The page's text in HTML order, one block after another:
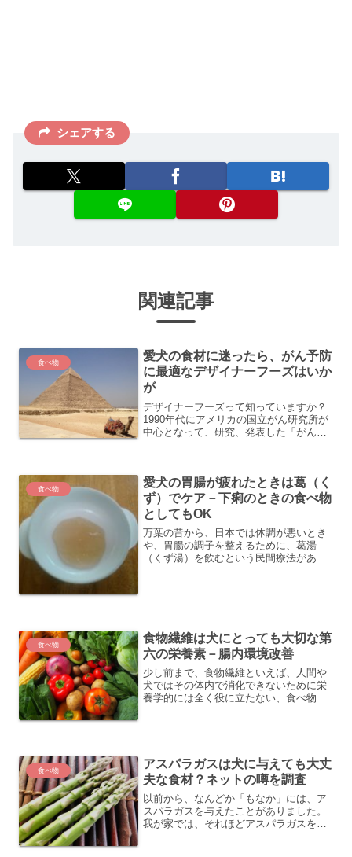
シェアする
関連記事
食べ物
愛犬の食材に迷ったら、がん予防
に最適なデザイナーフーズはいか
が
デザイナーフーズって知っていますか？
1990年代にアメリカの国立がん研究所が
中心となって、研究、発表した「がん予
げでアメリカでのがんの...
食べ物
愛犬の胃腸が疲れたときは葛（く
ず）でケア－下痢のときの食べ物
としてもOK
万葉の昔から、日本では体調が悪いとき
や、胃腸の調子を整えるために、葛湯
（くず湯）を飲むという民間療法があり
食べ物
食物繊維は犬にとっても大切な第
六の栄養素－腸内環境改善
少し前まで、食物繊維といえば、人間や
犬ではその体内で消化できないために栄
養学的には全く役に立たない、食べ物の
食べ物
アスパラガスは犬に与えても大丈
夫な食材？ネットの噂を調査
以前から、なんどか「もなか」には、ア
スパラガスを与えたことがありました。
我が家では、それほどアスパラガスを食